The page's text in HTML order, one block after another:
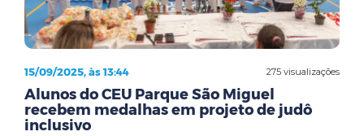
275 visualizações
15/09/2025, às 13:44
Alunos do CEU Parque São Miguel
recebem medalhas em projeto de judô
inclusivo